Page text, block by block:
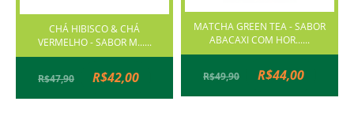
CHÁ HIBISCO & CHÁ
VERMELHO - SABOR M......
R$47,90 R$42,00
MATCHA GREEN TEA - SABOR
ABACAXI COM HOR......
R$49,90 R$44,00